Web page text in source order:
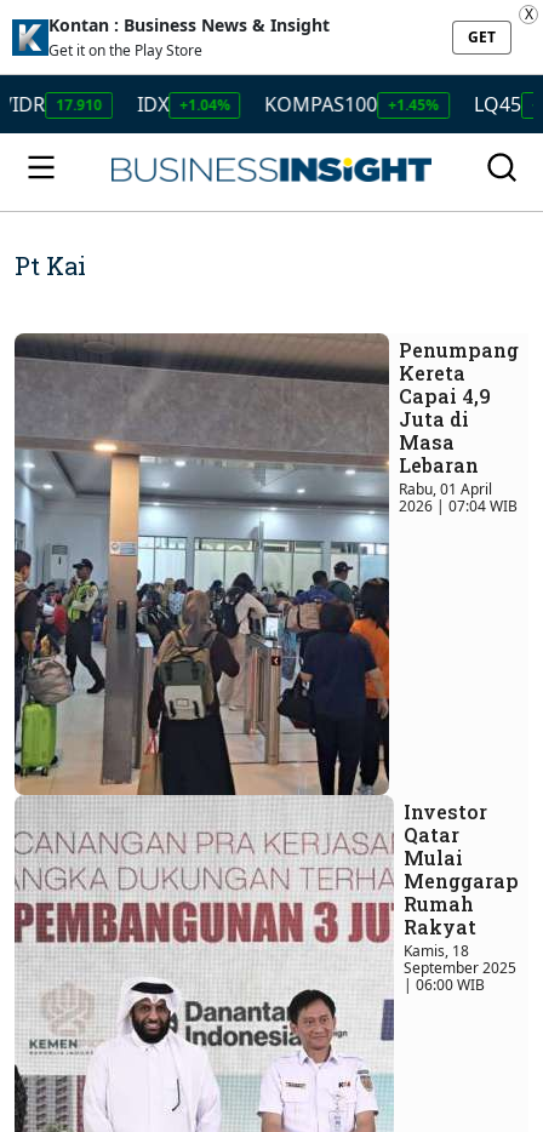
Kontan : Business News & Insight
Get it on the Play Store
GET
X
IDX +1.04% KOMPAS100 +1.45% LQ45 +1.50%
Pt Kai
Penumpang
Kereta
Capai 4,9
Juta di
Masa
Lebaran
Rabu, 01 April
2026 | 07:04 WIB
Investor
Qatar
Mulai
Menggarap
Rumah
Rakyat
Kamis, 18
September 2025
| 06:00 WIB